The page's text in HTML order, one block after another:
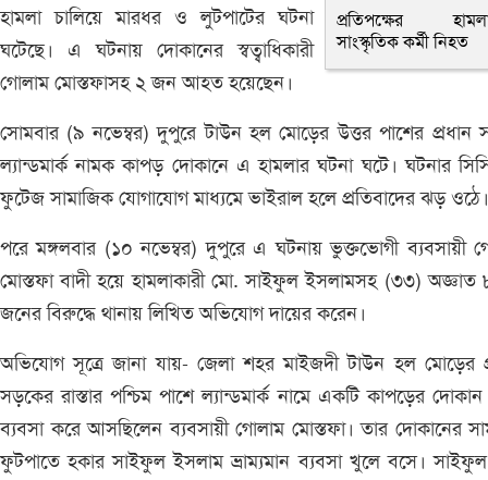
প্রতিপক্ষের
সাংস্কৃতিক কর্মী নিহত
হামলা চালিয়ে মারধর ও লুটপাটের ঘটনা
ঘটেছে। এ ঘটনায় দোকানের স্বত্বাধিকারী
গোলাম মোস্তফাসহ ২ জন আহত হয়েছেন।
সোমবার (৯ নভেম্বর) দুপুরে টাউন হল মোড়ের উত্তর পাশের প্রধান
ল্যান্ডমার্ক নামক কাপড় দোকানে এ হামলার ঘটনা ঘটে। ঘটনার
ফুটেজ সামাজিক যোগাযোগ মাধ্যমে ভাইরাল হলে প্রতিবাদের ঝড়
পরে মঙ্গলবার (১০ নভেম্বর) দুপুরে এ ঘটনায় ভুক্তভোগী ব্যবসায়ী
মোস্তফা বাদী হয়ে হামলাকারী মো. সাইফুল ইসলামসহ (৩৩) অজ্ঞাত
জনের বিরুদ্ধে থানায় লিখিত অভিযোগ দায়ের করেন।
অভিযোগ সূত্রে জানা যায়- জেলা শহর মাইজদী টাউন হল মোড়ের
সড়কের রাস্তার পশ্চিম পাশে ল্যান্ডমার্ক নামে একটি কাপড়ের দোকান
ব্যবসা করে আসছিলেন ব্যবসায়ী গোলাম মোস্তফা। তার দোকানের
ফুটপাতে হকার সাইফুল ইসলাম ভ্রাম্যমান ব্যবসা খুলে বসে। সাইফুল